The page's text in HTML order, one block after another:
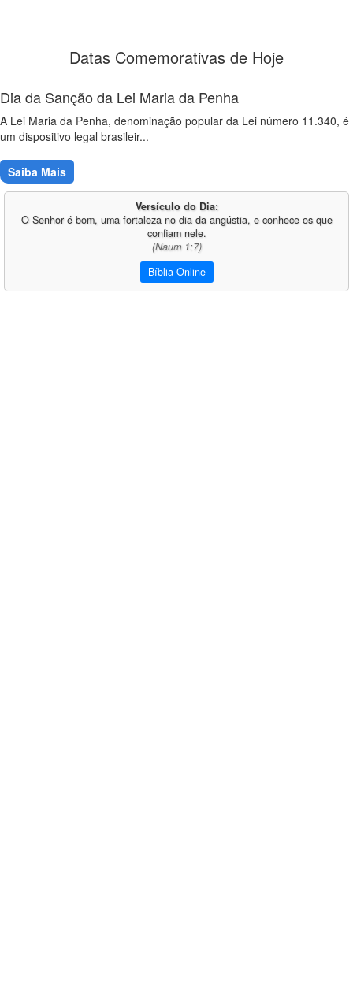
Datas Comemorativas de Hoje
Dia da Sanção da Lei Maria da Penha
A Lei Maria da Penha, denominação popular da Lei número 11.340, é
um dispositivo legal brasileir...
Saiba Mais
Versículo do Dia:
O Senhor é bom, uma fortaleza no dia da angústia, e conhece os que
confiam nele.
(Naum 1:7)
Bíblia Online